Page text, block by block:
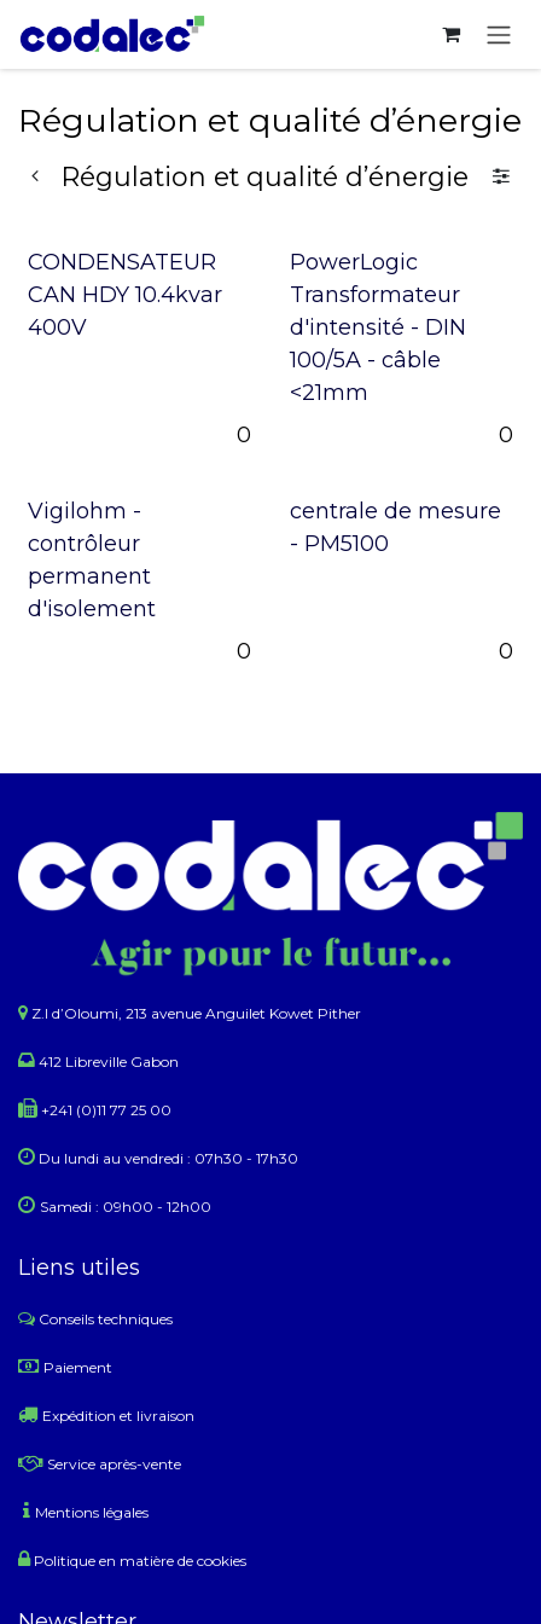
Se rendre au contenu
Régulation et qualité d’énergie
Régulation et qualité d’énergie
CONDENSATEUR
CAN HDY 10.4kvar
400V
0
PowerLogic
Transformateur
d'intensité - DIN
100/5A - câble
<21mm
0
Vigilohm -
contrôleur
permanent
d'isolement
0
centrale de mesure
- PM5100
0
Z.I d’Oloumi, 213 avenue Anguilet Kowet Pither​
412 Libreville Gabon
+241 (0)11 77 25 00
Du lundi au ​​vendredi : 07h30 - 17h30
Samedi : 09h00 - 12h00
Liens utiles
Conseils techniques
​ Paiement
Expédition et livraison
Service après-vente
Mentions légales
Politique en matière de cookies